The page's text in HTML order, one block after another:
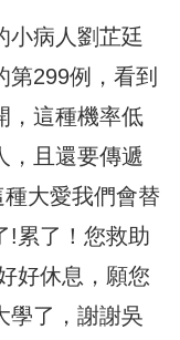
小病人劉芷廷
299例，看到
，這種機率低
，且還要傳遞
大愛我們會替
!累了！您救助
好休息，願您
學了，謝謝吳